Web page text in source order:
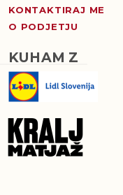
KONTAKTIRAJ ME
O PODJETJU
KUHAM Z